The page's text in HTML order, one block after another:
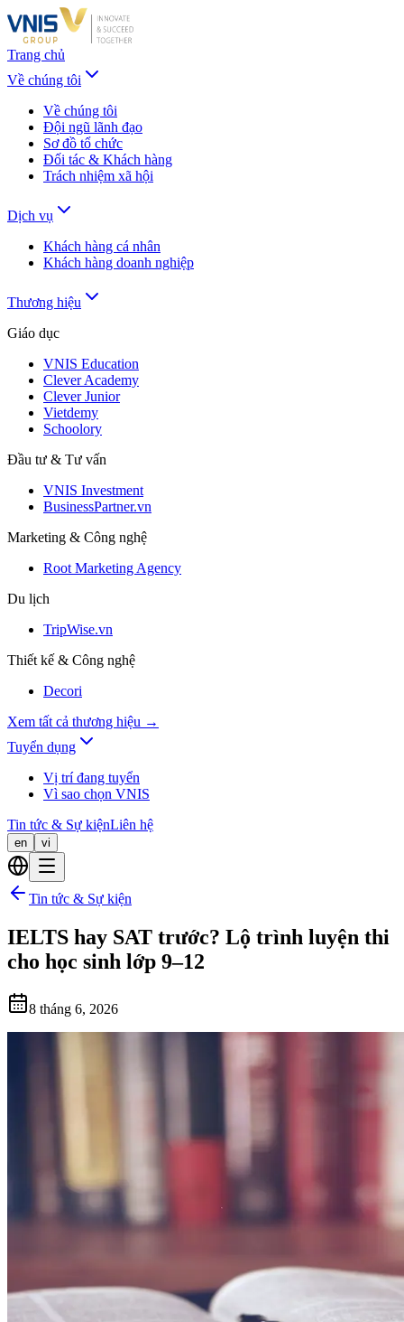
Trang chủ
Về chúng tôi
Về chúng tôi
Đội ngũ lãnh đạo
Sơ đồ tổ chức
Đối tác & Khách hàng
Trách nhiệm xã hội
Dịch vụ
Khách hàng cá nhân
Khách hàng doanh nghiệp
Thương hiệu
Giáo dục
VNIS Education
Clever Academy
Clever Junior
Vietdemy
Schoolory
Đầu tư & Tư vấn
VNIS Investment
BusinessPartner.vn
Marketing & Công nghệ
Root Marketing Agency
Du lịch
TripWise.vn
Thiết kế & Công nghệ
Decori
Xem tất cả thương hiệu →
Tuyển dụng
Vị trí đang tuyển
Vì sao chọn VNIS
Tin tức & Sự kiệnLiên hệ
en vi
Tin tức & Sự kiện
IELTS hay SAT trước? Lộ trình luyện thi
cho học sinh lớp 9–12
8 tháng 6, 2026